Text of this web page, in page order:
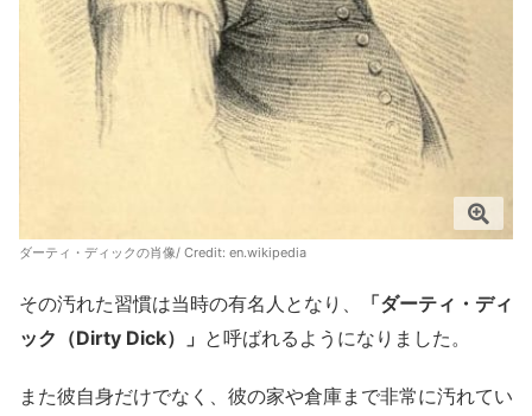
ダーティ・ディックの肖像/ Credit: en.wikipedia
その汚れた習慣は当時の有名人となり、
「ダーティ・ディ
ック（Dirty Dick）」 と呼ばれるようになりました。
また彼自身だけでなく、彼の家や倉庫まで非常に汚れてい